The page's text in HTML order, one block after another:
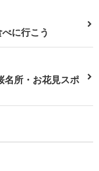
に行こう
名所・お花見スポ